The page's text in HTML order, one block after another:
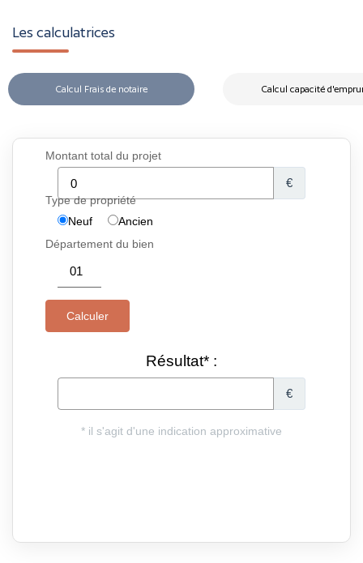
Les calculatrices
Calcul Frais de notaire Calcul capacité